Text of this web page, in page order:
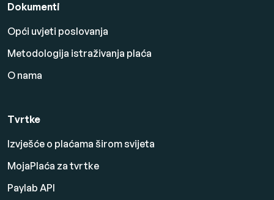
Dokumenti
Opći uvjeti poslovanja
Metodologija istraživanja plaća
O nama
Tvrtke
Izvješće o plaćama širom svijeta
MojaPlaća za tvrtke
Paylab API